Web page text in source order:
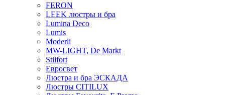
FERON
LEEK люстры и бра
Lumina Deco
Lumis
Moderli
MW-LIGHT, De Markt
Stilfort
Евросвет
Люстра и бра ЭСКАДА
Люстры CITILUX